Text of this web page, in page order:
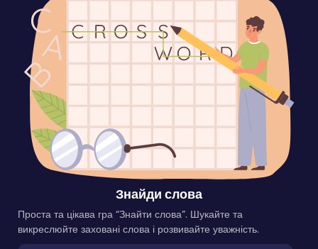
Знайди слова
Проста та цікава гра “Знайти слова”. Шукайте та
викреслюйте заховані слова і розвивайте уважність.